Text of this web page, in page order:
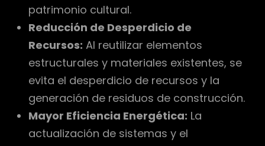
patrimonio cultural.
Reducción de Desperdicio de
Recursos: Al reutilizar elementos
estructurales y materiales existentes, se
evita el desperdicio de recursos y la
generación de residuos de construcción.
Mayor Eficiencia Energética: La
actualización de sistemas y el